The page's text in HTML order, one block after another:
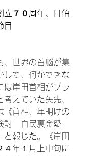
立７０周年、日伯
目
、世界の首脳が集
して、何かできな
は岸田首相がブラ
えていた矢先、
《首相、年明けの
討　自民裏金疑
と報じた。《岸田
４年１月上中旬に